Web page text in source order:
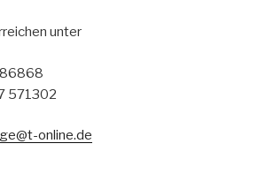
unter
571302
online.de